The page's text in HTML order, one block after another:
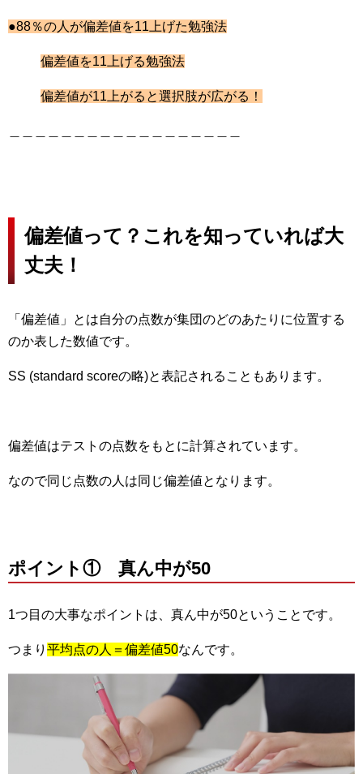
●88％の人が偏差値を11上げた勉強法
偏差値を11上げる勉強法
偏差値が11上がると選択肢が広がる！
偏差値って？これを知っていれば大
丈夫！
「偏差値」とは自分の点数が集団のどのあたりに位置する
のか表した数値です。
SS (standard scoreの略)と表記されることもあります。
偏差値はテストの点数をもとに計算されています。
なので同じ点数の人は同じ偏差値となります。
ポイント① 真ん中が50
1つ目の大事なポイントは、真ん中が50ということです。
つまり 平均点の人＝偏差値50なんです。